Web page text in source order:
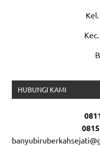
HUBUNGI KAMI